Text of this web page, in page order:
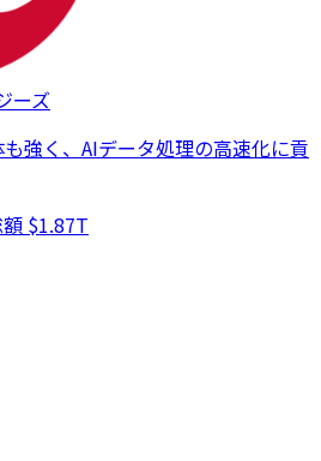
ーズ
強く、AIデータ処理の高速化に貢
$1.87T